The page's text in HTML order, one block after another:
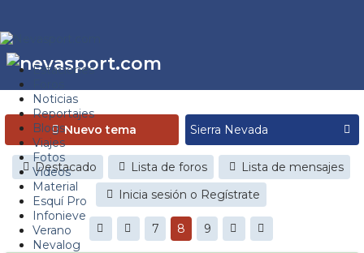
Estaciones
Noticias
Reportajes
Blogs
Viajes
Fotos
Videos
Material
Esquí Pro
Infonieve
Verano
Nevalog
Nuevo tema
Destacado Lista de foros
Lista de mensajes
Inicia sesión o Regístrate
7 8 9